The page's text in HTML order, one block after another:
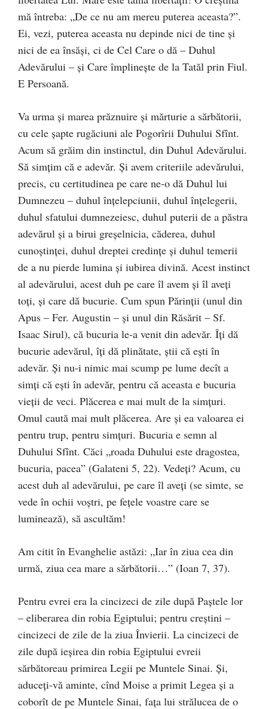
mă întreba: „De ce nu am mereu puterea aceasta?”.
Ei, vezi, puterea aceasta nu depinde nici de tine şi
nici de ea însăşi, ci de Cel Care o dă – Duhul
Adevărului – şi Care împlineşte de la Tatăl prin Fiul.
E Persoană.
Va urma şi marea prăznuire şi mărturie a sărbătorii,
cu cele şapte rugăciuni ale Pogorîrii Duhului Sfînt.
Acum să grăim din instinctul, din Duhul Adevărului.
Să simţim că e adevăr. Şi avem criteriile adevărului,
precis, cu certitudinea pe care ne-o dă Duhul lui
Dumnezeu – duhul înţelepciunii, duhul înţelegerii,
duhul sfatului dumnezeiesc, duhul puterii de a păstra
adevărul şi a birui greşelnicia, căderea, duhul
cunoştinţei, duhul dreptei credinţe şi duhul temerii
de a nu pierde lumina şi iubirea divină. Acest instinct
al adevărului, acest duh pe care îl avem şi îl aveţi
toţi, şi care dă bucurie. Cum spun Părinţii (unul din
Apus – Fer. Augustin – şi unul din Răsărit – Sf.
Isaac Sirul), că bucuria le-a venit din adevăr. Îţi dă
bucurie adevărul, îţi dă plinătate, ştii că eşti în
adevăr. Şi nu-i nimic mai scump pe lume decît a
simţi că eşti în adevăr, pentru că aceasta e bucuria
vieţii de veci. Plăcerea e mai mult de la simţuri.
Omul caută mai mult plăcerea. Are şi ea valoarea ei
pentru trup, pentru simţuri. Bucuria e semn al
Duhului Sfînt. Căci „roada Duhului este dragostea,
bucuria, pacea” (Galateni 5, 22). Vedeţi? Acum, cu
acest duh al adevărului, pe care îl aveţi (se simte, se
vede în ochii voştri, pe feţele voastre care se
luminează), să ascultăm!
Am citit în Evanghelie astăzi: „Iar în ziua cea din
urmă, ziua cea mare a sărbătorii…” (Ioan 7, 37).
Pentru evrei era la cincizeci de zile după Paştele lor
– eliberarea din robia Egiptului; pentru creştini –
cincizeci de zile de la ziua Învierii. La cincizeci de
zile după ieşirea din robia Egiptului evreii
sărbătoreau primirea Legii pe Muntele Sinai. Şi,
aduceţi-vă aminte, cînd Moise a primit Legea şi a
coborît de pe Muntele Sinai, faţa lui strălucea de o